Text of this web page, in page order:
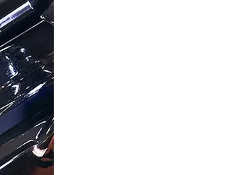
Priorität hat. Jeder Kauf wird durch eine
steht Ihnen unser Expertenteam
Erfahrung seit 1976 hat sich
vertrauen können. Lassen Sie uns